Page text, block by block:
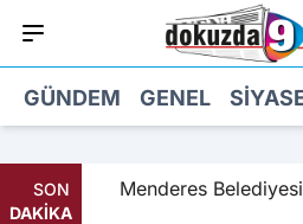
GÜNDEM GENEL
SON
DAKİKA
geldi Menderes Belediyesi